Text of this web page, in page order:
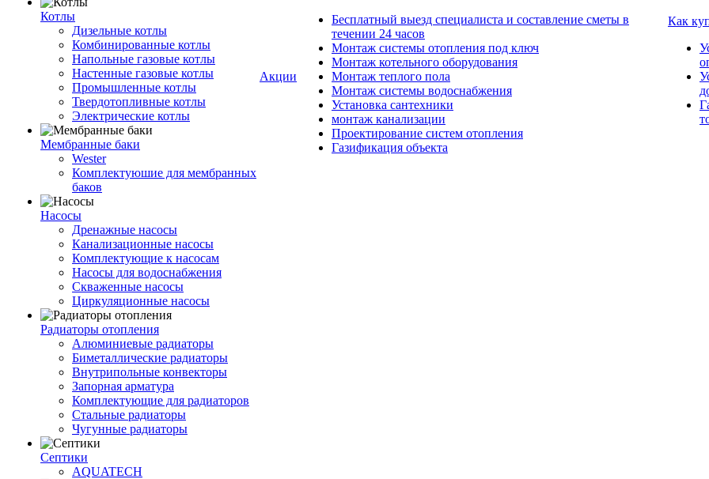
Котлы
Дизельные котлы
Комбинированные котлы
Напольные газовые котлы
Настенные газовые котлы
Промышленные котлы
Твердотопливные котлы
Электрические котлы
Мембранные баки
Wester
Комплектуюшие для мембранных
баков
Насосы
Дренажные насосы
Канализационные насосы
Комплектующие к насосам
Насосы для водоснабжения
Скваженные насосы
Циркуляционные насосы
Радиаторы отопления
Алюминиевые радиаторы
Биметаллические радиаторы
Внутрипольные конвекторы
Запорная арматура
Комплектующие для радиаторов
Стальные радиаторы
Чугунные радиаторы
Септики
AQUATECH
Акции
Бесплатный выезд специалиста и составление сметы в
течении 24 часов
Монтаж системы отопления под ключ
Монтаж котельного оборудования
Монтаж теплого пола
Монтаж системы водоснабжения
Установка сантехники
монтаж канализации
Проектирование систем отопления
Газификация объекта
Как